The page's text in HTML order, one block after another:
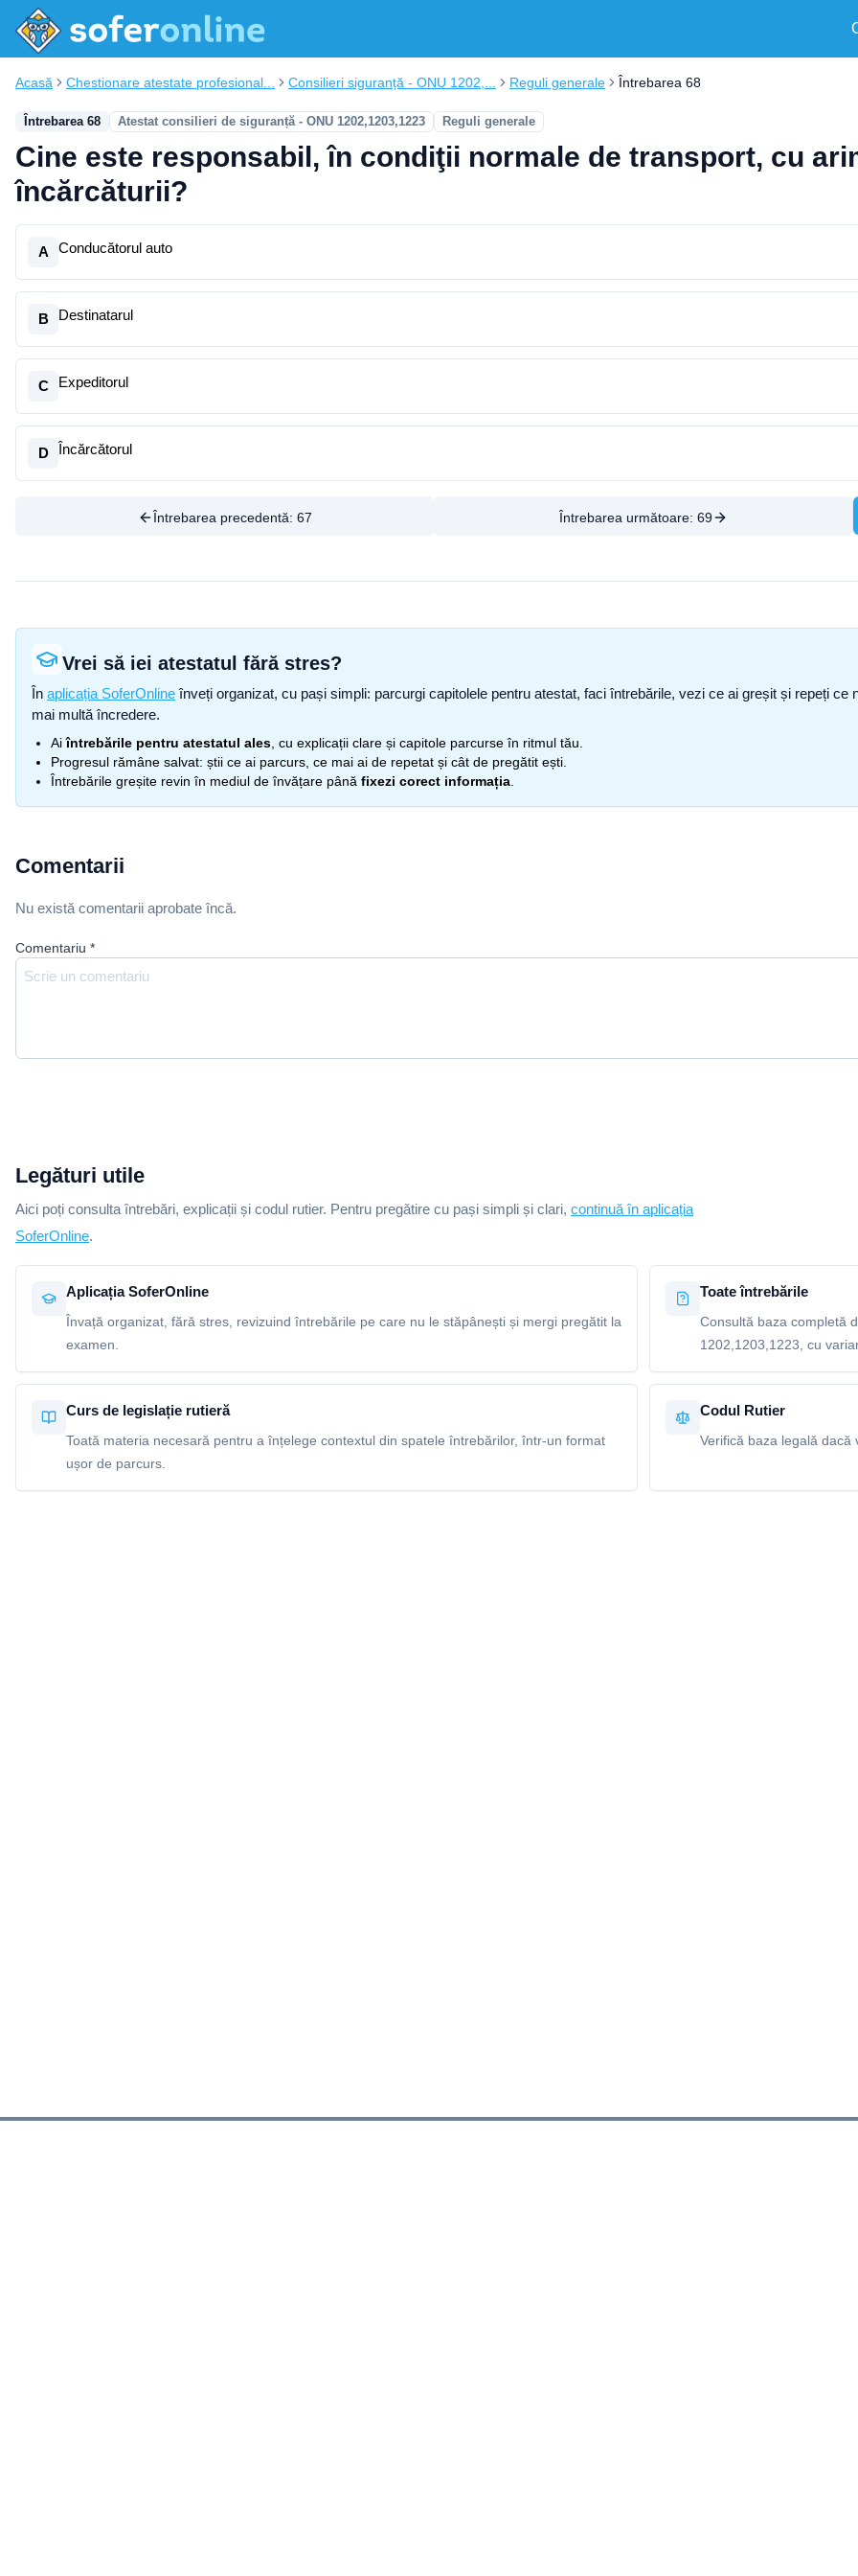
Acasă Chestionare atestate profesional... Consilieri siguranță - ONU 1202,... Reguli generale Întrebarea 68
Întrebarea 68 Atestat consilieri de siguranță - ONU 1202,1203,1223 Reguli generale
Cine este responsabil, în condiţii normale de transport, cu
încărcăturii?
A Conducătorul auto
B Destinatarul
C Expeditorul
D Încărcătorul
Întrebarea precedentă: 67 Întrebarea următoare: 69
Vrei să iei atestatul fără stres?
În aplicația SoferOnline înveți organizat, cu pași simpli: parcurgi capitolele pentru atestat, faci întrebările, vezi ce ai greșit și repeți
mai multă încredere.
Aiîntrebările pentru atestatul ales , cu explicații clare și capitole parcurse în ritmul tău.
Progresul rămâne salvat: știi ce ai parcurs, ce mai ai de repetat și cât de pregătit ești.
Întrebările greșite revin în mediul de învățare până fixezi corect informația
Comentarii
Nu există comentarii aprobate încă.
Comentariu *
Legături utile
Aici poți consulta întrebări, explicații și codul rutier. Pentru pregătire cu pași simpli și clari, continuă în aplicația
SoferOnline.
Aplicația SoferOnline
Învață organizat, fără stres, revizuind întrebările pe care nu le stăpânești și mergi pregătit la
examen.
Toate întrebările
Consultă baza completă
1202,1203,1223, cu
Curs de legislație rutieră
Toată materia necesară pentru a înțelege contextul din spatele întrebărilor, într-un format
ușor de parcurs.
Codul Rutier
Verifică baza legală dacă